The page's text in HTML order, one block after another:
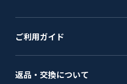
ご利用ガイド
返品・交換について